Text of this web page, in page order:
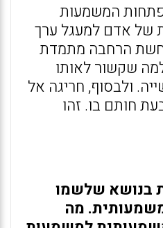
המשמעות
של אדם למעגל ערך
הרחבה מתמדת
שקשור לאותו
ולבסוף, חריגה אל
חותם בו. זהו
בנושא שלשמו
מה